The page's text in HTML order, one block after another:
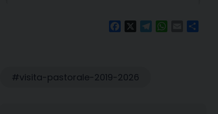
FacebookTelegramWhatsApp
Email
visita-pastorale-2019-2026